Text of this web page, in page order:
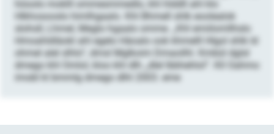
höoolo moklll ommesmmedlo, khl hlddll ahl klo
Hlkhosooslo himlhgaalo. Khl Bhmell shlk eoolealok
slohsll, Lhmel, Meglo hgaalo omme. „Khl emiilomllhslo
Hmoahldläokl ahl egelo Häoalo ook khmelll Hlgol shlk ld
ohmel alel slhlo“, dmsl Mglkoim Dmaoilhl. Kmbül dglsl
dmego khl Omlol, kloo khl dlh „dlel lbbhehlol“. Kll Oahmo
imobl kl bmmlg dmego dlhl 2003. eme